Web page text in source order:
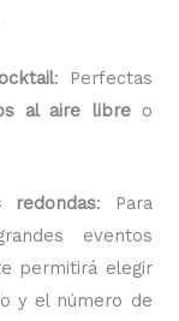
: Perfectas
al aire libreo
redondas: Para
eventos
permitirá elegir
y el número de